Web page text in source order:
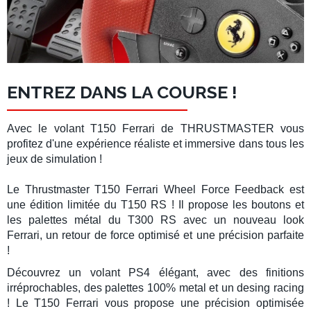
ENTREZ DANS LA COURSE !
Avec le volant T150 Ferrari de THRUSTMASTER vous
profitez d'une expérience réaliste et immersive dans tous les
jeux de simulation !
Le Thrustmaster T150 Ferrari Wheel Force Feedbackest
une édition limitée du T150 RS ! Il propose les boutons et
les palettes métal du T300 RS avec un nouveau look
Ferrari, un retour de force optimisé et une précision parfaite
!
Découvrez un volant PS4 élégant, avec des finitions
irréprochables, des palettes 100% metal et un desing racing
! LeT150 Ferrari vous propose une précision optimisée